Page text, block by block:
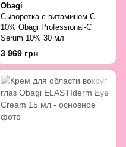
Obagi
Сыворотка с витамином С
10% Obagi Professional-C
Serum 10% 30 мл
3 969 грн